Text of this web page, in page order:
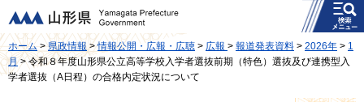
山形県
メニュー
ホーム>県政情報>情報公開・広報・広聴 > 広報 > 報道発表資料 > 2026年 > 1
月> 令和８年度山形県公立高等学校入学者選抜前期（特色）選抜及び連携型入
学者選抜（A日程）の合格内定状況について